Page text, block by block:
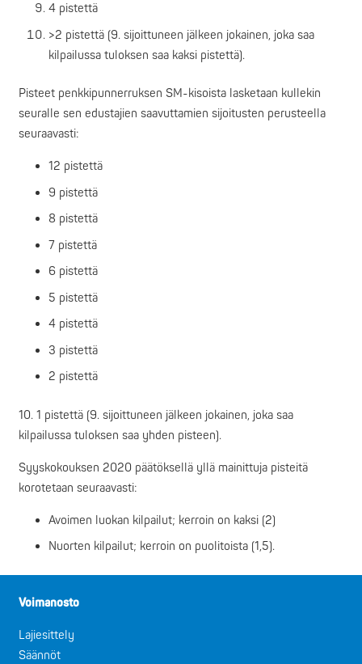
4 pistettä
>2 pistettä (9. sijoittuneen jälkeen jokainen, joka saa
kilpailussa tuloksen saa kaksi pistettä).
Pisteet penkkipunnerruksen SM-kisoista lasketaan kullekin
seuralle sen edustajien saavuttamien sijoitusten perusteella
seuraavasti:
12 pistettä
9 pistettä
8 pistettä
7 pistettä
6 pistettä
5 pistettä
4 pistettä
3 pistettä
2 pistettä
10. 1 pistettä (9. sijoittuneen jälkeen jokainen, joka saa
kilpailussa tuloksen saa yhden pisteen).
Syyskokouksen 2020 päätöksellä yllä mainittuja pisteitä
korotetaan seuraavasti:
Avoimen luokan kilpailut; kerroin on kaksi (2)
Nuorten kilpailut; kerroin on puolitoista (1,5).
Voimanosto
Lajiesittely
Säännöt